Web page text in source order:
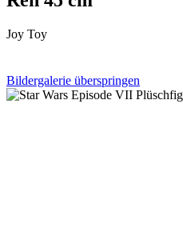
Joy Toy
Bildergalerie überspringen